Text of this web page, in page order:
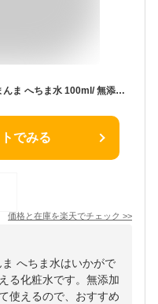
【2点購入でラベンダー】 ＆SH そのまんま へちま水 100ml/ 無添加 無農薬 ( オーガニック ) へちま ( ヘチマ )99.48% スキンケア 敏感肌 肌荒れ 予防 ひげ剃り後 ローション 化粧水 パック 保湿ケア 保湿 低刺激 有機栽培 美肌 子供 美人水 【 定形外 送料無料 】+lt3+
でみる
価格と在庫を楽天でチェック >>
へちま水はいかがで
る化粧水です。無添加
使えるので、おすすめ